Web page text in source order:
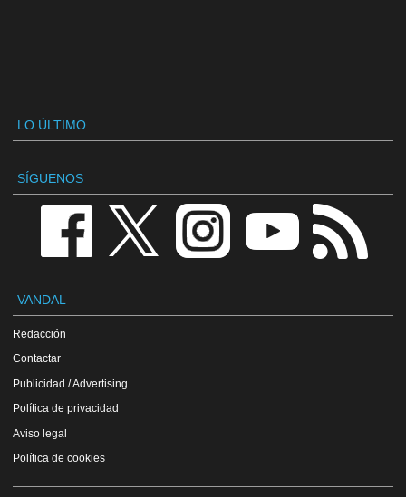
LO ÚLTIMO
SÍGUENOS
VANDAL
Redacción
Contactar
Publicidad / Advertising
Política de privacidad
Aviso legal
Política de cookies